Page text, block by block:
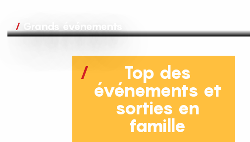
Grands événements
Top des
événements et
sorties en
famille